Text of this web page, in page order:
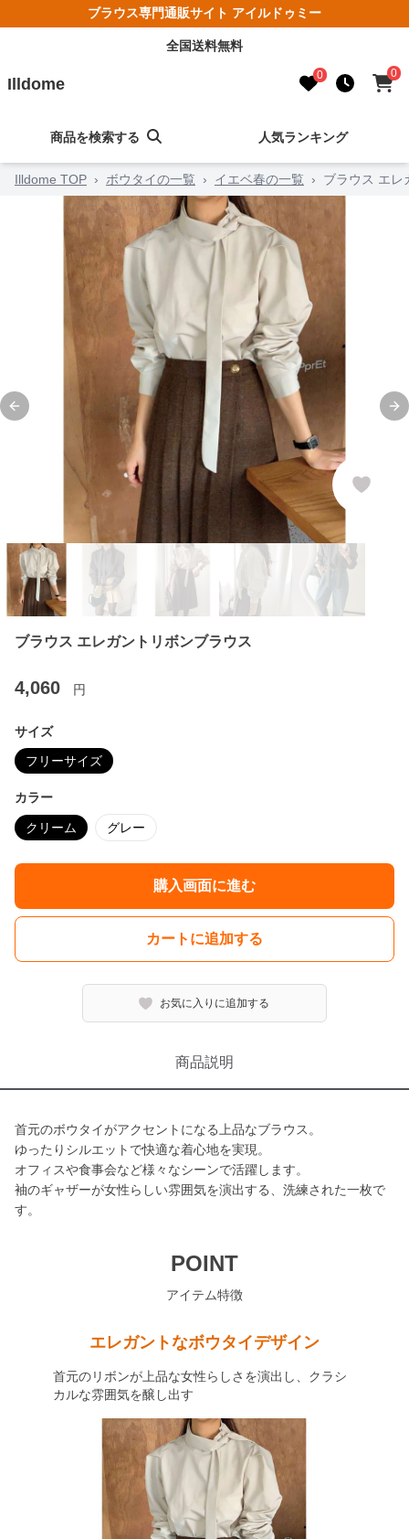
ブラウス専門通販サイト アイルドゥミー
全国送料無料
Illdome 0 0
商品を検索する 人気ランキング
Illdome TOP › ボウタイの一覧 › イエベ春の一覧 › ブラウス エレ
Previous slide
ブラウス エレガントリボンブラウス
4,060 円
サイズ
フリーサイズ
カラー
クリーム グレー
購入画面に進む
カートに追加する
お気に入りに追加する
商品説明
首元のボウタイがアクセントになる上品なブラウス。
ゆったりシルエットで快適な着心地を実現。
オフィスや食事会など様々なシーンで活躍します。
袖のギャザーが女性らしい雰囲気を演出する、洗練された一枚で
す。
POINT
アイテム特徴
エレガントなボウタイデザイン
首元のリボンが上品な女性らしさを演出し、クラシ
カルな雰囲気を醸し出す